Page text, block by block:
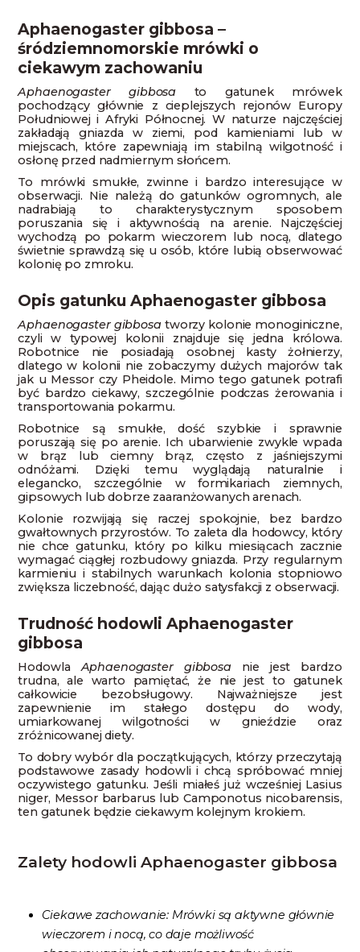
Aphaenogaster gibbosa –
śródziemnomorskie mrówki o
ciekawym zachowaniu
Aphaenogaster gibbosa to gatunek mrówek
pochodzący głównie z cieplejszych rejonów Europy
Południowej i Afryki Północnej. W naturze najczęściej
zakładają gniazda w ziemi, pod kamieniami lub w
miejscach, które zapewniają im stabilną wilgotność i
osłonę przed nadmiernym słońcem.
To mrówki smukłe, zwinne i bardzo interesujące w
obserwacji. Nie należą do gatunków ogromnych, ale
nadrabiają to charakterystycznym sposobem
poruszania się i aktywnością na arenie. Najczęściej
wychodzą po pokarm wieczorem lub nocą, dlatego
świetnie sprawdzą się u osób, które lubią obserwować
kolonię po zmroku.
Opis gatunku Aphaenogaster gibbosa
Aphaenogaster gibbosatworzy kolonie monoginiczne,
czyli w typowej kolonii znajduje się jedna królowa.
Robotnice nie posiadają osobnej kasty żołnierzy,
dlatego w kolonii nie zobaczymy dużych majorów tak
jak u Messor czy Pheidole. Mimo tego gatunek potrafi
być bardzo ciekawy, szczególnie podczas żerowania i
transportowania pokarmu.
Robotnice są smukłe, dość szybkie i sprawnie
poruszają się po arenie. Ich ubarwienie zwykle wpada
w brąz lub ciemny brąz, często z jaśniejszymi
odnóżami. Dzięki temu wyglądają naturalnie i
elegancko, szczególnie w formikariach ziemnych,
gipsowych lub dobrze zaaranżowanych arenach.
Kolonie rozwijają się raczej spokojnie, bez bardzo
gwałtownych przyrostów. To zaleta dla hodowcy, który
nie chce gatunku, który po kilku miesiącach zacznie
wymagać ciągłej rozbudowy gniazda. Przy regularnym
karmieniu i stabilnych warunkach kolonia stopniowo
zwiększa liczebność, dając dużo satysfakcji z obserwacji.
Trudność hodowli Aphaenogaster
gibbosa
Hodowla Aphaenogaster gibbosanie jest bardzo
trudna, ale warto pamiętać, że nie jest to gatunek
całkowicie bezobsługowy. Najważniejsze jest
zapewnienie im stałego dostępu do wody,
umiarkowanej wilgotności w gnieździe oraz
zróżnicowanej diety.
To dobry wybór dla początkujących, którzy przeczytają
podstawowe zasady hodowli i chcą spróbować mniej
oczywistego gatunku. Jeśli miałeś już wcześniej Lasius
niger, Messor barbarus lub Camponotus nicobarensis,
ten gatunek będzie ciekawym kolejnym krokiem.
Zalety hodowli Aphaenogaster gibbosa
Ciekawe zachowanie: Mrówki są aktywne głównie
wieczorem i nocą, co daje możliwość